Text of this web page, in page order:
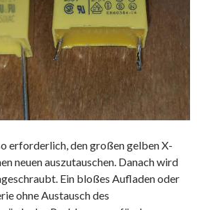
erforderlich, den großen gelben X-
neuen auszutauschen. Danach wird
Ein bloßes Aufladen oder
ohne Austausch des